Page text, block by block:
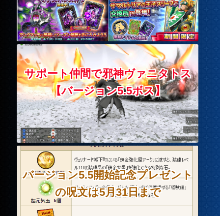
サポート仲間で邪神ヴァニタトス
【バージョン5.5ボス】
バージョン5.5開始記念プレゼント
の呪文は5月31日まで